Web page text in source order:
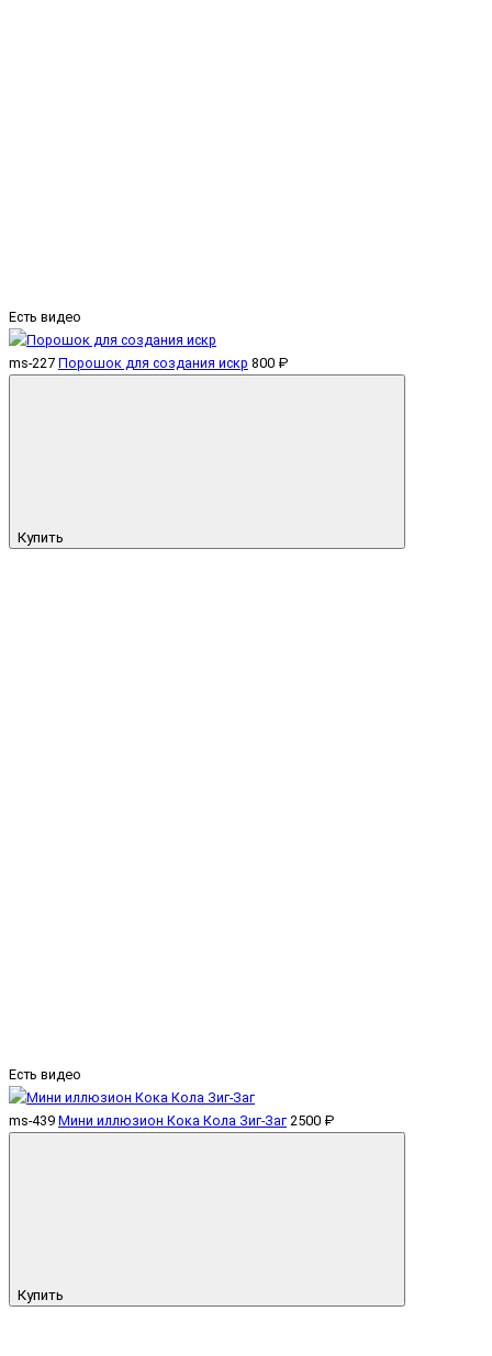
Есть видео
ms-227 Порошок для создания искр 800 ₽
Купить
Есть видео
ms-439 Мини иллюзион Кока Кола Зиг-Заг 2500 ₽
Купить